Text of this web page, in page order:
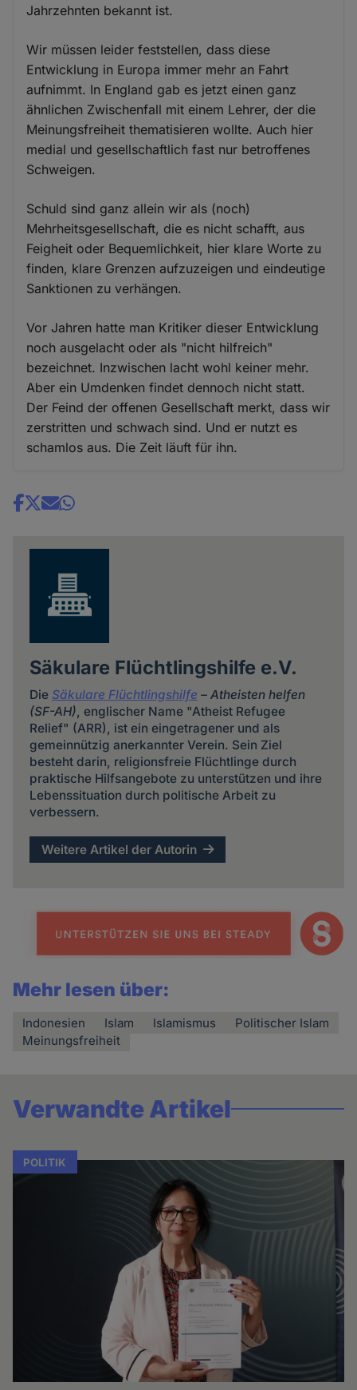
Jahrzehnten bekannt ist.
Wir müssen leider feststellen, dass diese
Entwicklung in Europa immer mehr an Fahrt
aufnimmt. In England gab es jetzt einen ganz
ähnlichen Zwischenfall mit einem Lehrer, der die
Meinungsfreiheit thematisieren wollte. Auch hier
medial und gesellschaftlich fast nur betroffenes
Schweigen.
Schuld sind ganz allein wir als (noch)
Mehrheitsgesellschaft, die es nicht schafft, aus
Feigheit oder Bequemlichkeit, hier klare Worte zu
finden, klare Grenzen aufzuzeigen und eindeutige
Sanktionen zu verhängen.
Vor Jahren hatte man Kritiker dieser Entwicklung
noch ausgelacht oder als "nicht hilfreich"
bezeichnet. Inzwischen lacht wohl keiner mehr.
Aber ein Umdenken findet dennoch nicht statt.
Der Feind der offenen Gesellschaft merkt, dass wir
zerstritten und schwach sind. Und er nutzt es
schamlos aus. Die Zeit läuft für ihn.
Share
Säkulare Flüchtlingshilfe e.V.
Die Säkulare Flüchtlingshilfe – Atheisten helfen
(SF-AH), englischer Name "Atheist Refugee
Relief" (ARR), ist ein eingetragener und als
gemeinnützig anerkannter Verein. Sein Ziel
besteht darin, religionsfreie Flüchtlinge durch
praktische Hilfsangebote zu unterstützen und ihre
Lebenssituation durch politische Arbeit zu
verbessern.
Weitere Artikel der Autorin
Mehr lesen über:
Indonesien Islam Islamismus
Politischer Islam
Meinungsfreiheit
Verwandte Artikel
POLITIK